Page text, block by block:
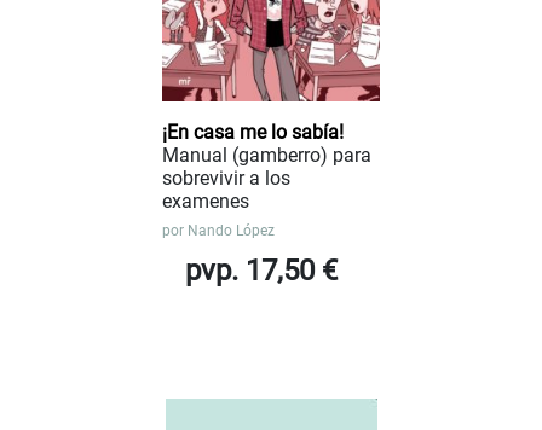
¡En casa me lo sabía!
Manual (gamberro) para
sobrevivir a los
examenes
por Nando López
pvp. 17,50 €